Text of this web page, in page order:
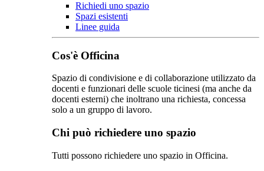
Richiedi uno spazio
Spazi esistenti
Linee guida
Cos'è Officina
Spazio di condivisione e di collaborazione utilizzato da
docenti e funzionari delle scuole ticinesi (ma anche da
docenti esterni) che inoltrano una richiesta, concessa
solo a un gruppo di lavoro.​
Chi può richiedere uno spazio
Tutti possono richiedere uno spazio in Officina.